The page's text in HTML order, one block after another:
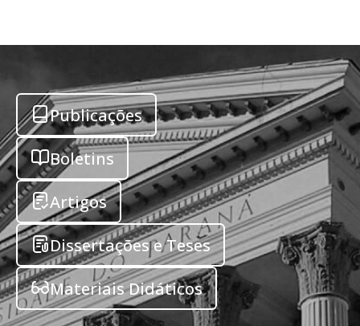
Publicações
Boletins
Artigos
Dissertações e Teses
Materiais Didáticos